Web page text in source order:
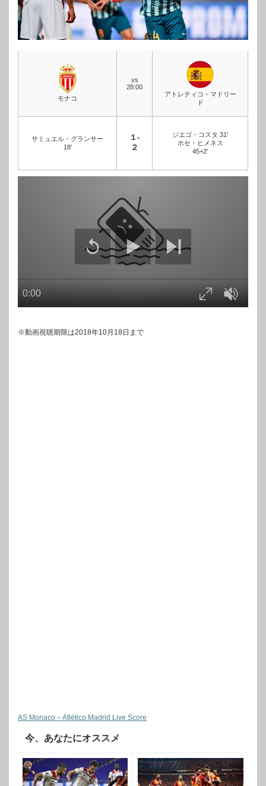
モナコ
vs
28:00
アトレティコ・マドリー
ド
サミュエル・グランサー
18'
１-
２
ジエゴ・コスタ 31'
ホセ・ヒメネス
45+2'
※動画視聴期限は2018年10月18日まで
AS Monaco – Atlético Madrid Live Score
今、あなたにオススメ